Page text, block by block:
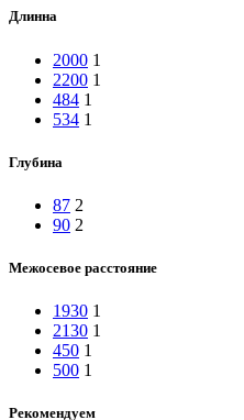
Длинна
2000 1
2200 1
484 1
534 1
Глубина
87 2
90 2
Межосевое расстояние
1930 1
2130 1
450 1
500 1
Рекомендуем